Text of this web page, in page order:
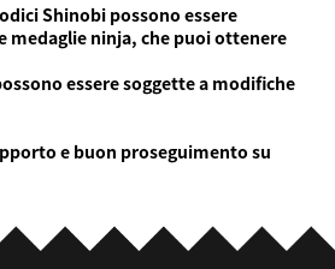
Shinobi possono essere
medaglie ninja, che puoi ottenere
essere soggette a modifiche
e buon proseguimento su